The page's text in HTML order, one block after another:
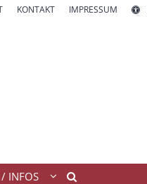
KONTAKT IMPRESSUM
INFOS